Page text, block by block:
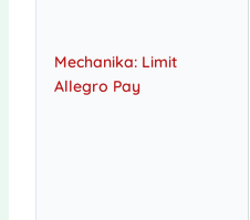
Mechanika: Limit
Allegro Pay